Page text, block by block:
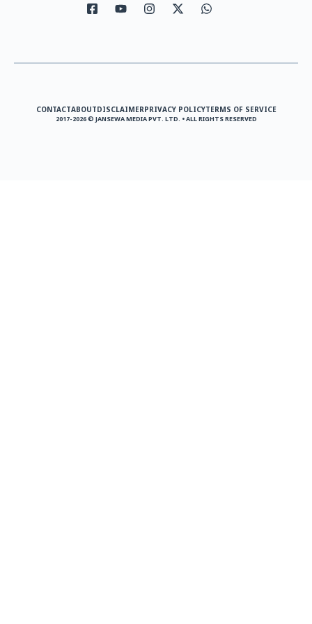
CONTACTABOUTDISCLAIMERPRIVACY POLICYTERMS OF SERVICE
2017-2026 © JANSEWA MEDIA PVT. LTD. • ALL RIGHTS RESERVED